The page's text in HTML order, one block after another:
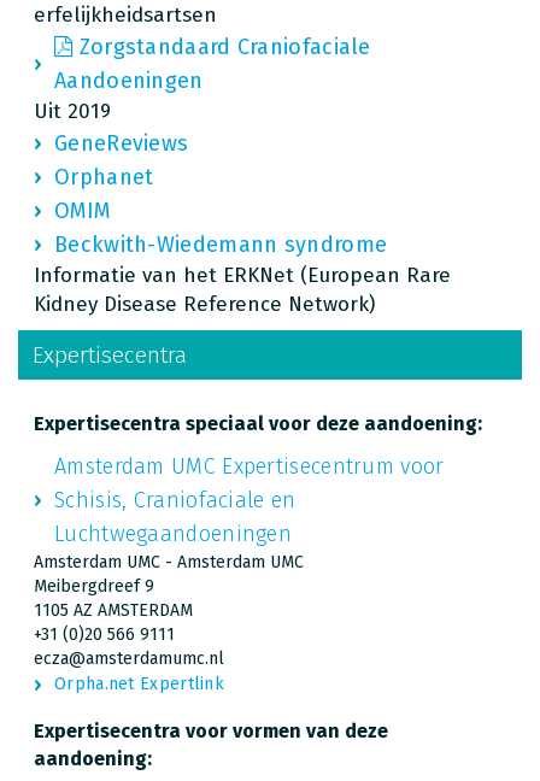
erfelijkheidsartsen
Zorgstandaard Craniofaciale
Aandoeningen
Uit 2019
GeneReviews
Orphanet
OMIM
Beckwith-Wiedemann syndrome
Informatie van het ERKNet (European Rare
Kidney Disease Reference Network)
Expertisecentra
Expertisecentra speciaal voor deze aandoening:
Amsterdam UMC Expertisecentrum voor
Schisis, Craniofaciale en
Luchtwegaandoeningen
Amsterdam UMC - Amsterdam UMC
Meibergdreef 9
1105 AZ AMSTERDAM
+31 (0)20 566 9111
ecza@amsterdamumc.nl
Orpha.net Expertlink
Expertisecentra voor vormen van deze
aandoening: